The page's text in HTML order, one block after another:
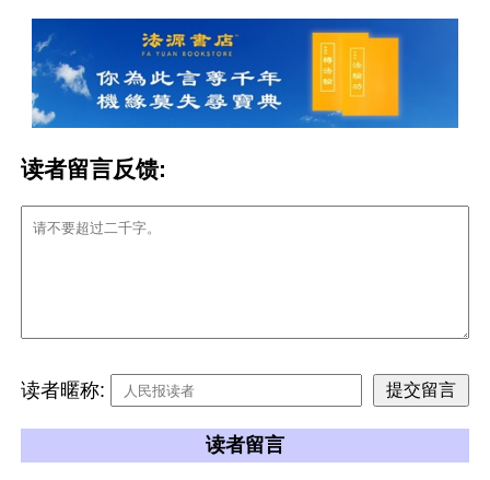
读者留言反馈:
读者暱称:
读者留言